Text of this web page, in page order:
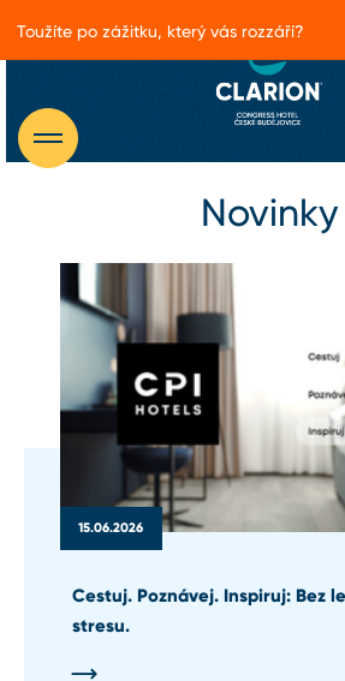
Novinky
15.06.2026
Cestuj. Poznávej. Inspiruj: Bez
stresu.
Toužíte po zážitku, který vás rozzáří?